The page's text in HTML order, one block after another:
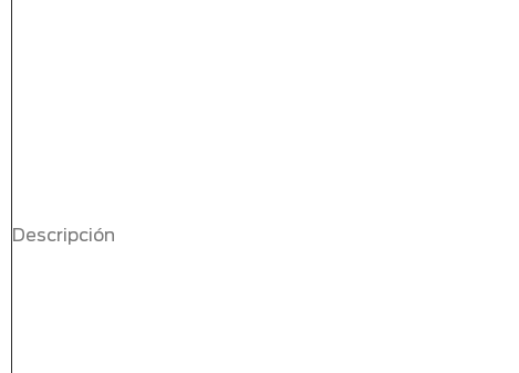
Descripción